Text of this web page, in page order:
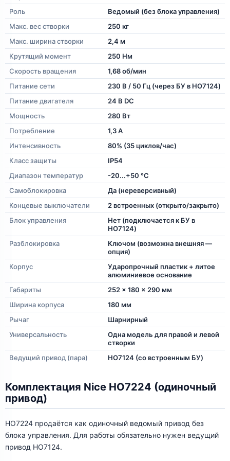
Роль
Ведомый (без блока управления)
Макс. вес створки
250 кг
Макс. ширина створки
2,4 м
Крутящий момент
250 Нм
Скорость вращения
1,68 об/мин
Питание сети
230 В / 50 Гц (через БУ в HO7124)
Питание двигателя
24 В DC
Мощность
280 Вт
Потребление
1,3 А
Интенсивность
80% (35 циклов/час)
Класс защиты
IP54
Диапазон температур
-20...+50 °C
Самоблокировка
Да (нереверсивный)
Концевые выключатели
2 встроенных (открыто/закрыто)
Блок управления
Нет (подключается к БУ в
HO7124)
Разблокировка
Ключом (возможна внешняя —
опция)
Корпус
Ударопрочный пластик + литое
алюминиевое основание
Габариты
252 x 180 x 290 мм
Ширина корпуса
180 мм
Рычаг
Шарнирный
Универсальность
Одна модель для правой и левой
створки
Ведущий привод (пара)
HO7124 (со встроенным БУ)
Комплектация Nice HO7224 (одиночный
привод)
HO7224 продаётся как одиночный ведомый привод без
блока управления. Для работы обязательно нужен ведущий
привод HO7124.